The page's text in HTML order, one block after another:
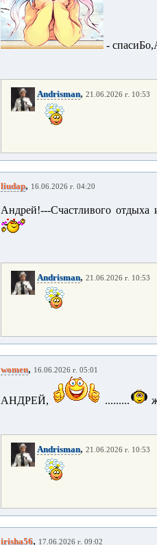
-
Andrisman, 21.06.2026 г. 10:53
liudap, 16.06.2026 г. 04:20
Андрей!---Счастливого отдыха
Andrisman, 21.06.2026 г. 10:53
women, 16.06.2026 г. 05:01
АНДРЕЙ, .........
Andrisman, 21.06.2026 г. 10:53
irisha56, 17.06.2026 г. 09:02